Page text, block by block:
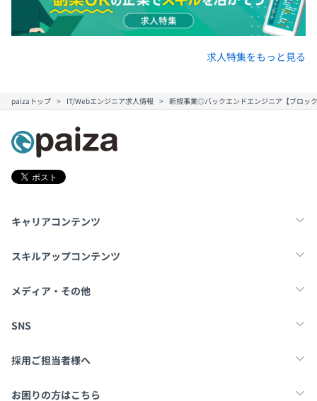
求人特集をもっと見る
paizaトップ IT/Webエンジニア求人情報 新規事業◎バックエンドエンジニア【ブロッ
キャリアコンテンツ
転職・キャリア
スキルアップコンテンツ
学習
メディア・その他
Tech Team Journal
SNS
X
採用ご担当者様へ
採用・教育をお考えの企業様へ
お困りの方はこちら